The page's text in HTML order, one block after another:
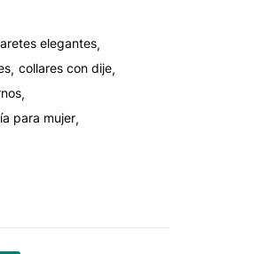
aretes elegantes
collares con dije
para mujer